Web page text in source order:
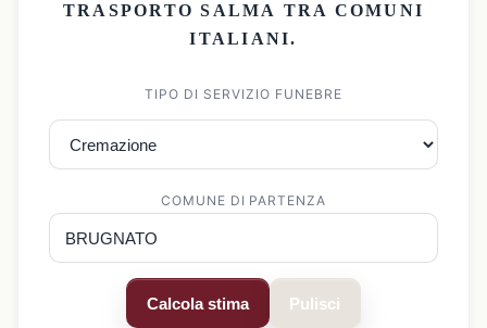
TRASPORTO SALMA TRA COMUNI
ITALIANI.
TIPO DI SERVIZIO FUNEBRE
COMUNE DI PARTENZA
Calcola stima Pulisci